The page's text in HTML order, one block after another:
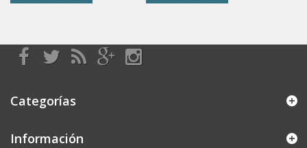
Categorías
Información